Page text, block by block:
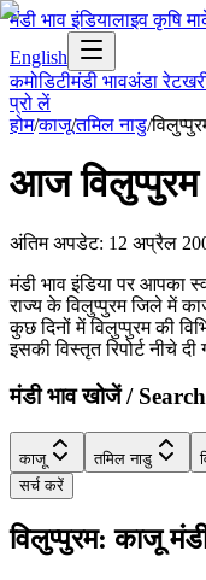
मंडी भाव इंडियालाइव कृषि
English
कमोडिटीमंडी भावअंडा रेट
प्रो लें
होम/काजू/तमिल नाडु/
आजविलुप्पुरम
अंतिम अपडेट: 12 अप्रैल
मंडी भाव इंडिया पर आपका
राज्य के विलुप्पुरम जिले में
कुछ दिनों में विलुप्पुरम की
इसकी विस्तृत रिपोर्ट नीचे दी
मंडी भाव खोजें /
काजू तमिल नाडु
सर्च करें
विलुप्पुरम: काजू